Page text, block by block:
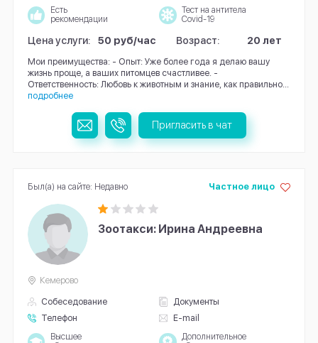
Есть
рекомендации
Тест на антитела
Covid-19
Цена услуги: 50 руб/час Возраст: 20 лет
Мои преимущества: - Опыт: Уже более года я делаю вашу
жизнь проще, а ваших питомцев счастливее. -
Ответственность: Любовь к животным и знание, как правильно...
подробнее
Пригласить в чат
Зоотакси: Ирина Андреевна
Собеседование
Документы
Телефон
E-mail
Частное лицо
Кемерово
Высшее
Дополнительное
Был(а) на сайте: Недавно